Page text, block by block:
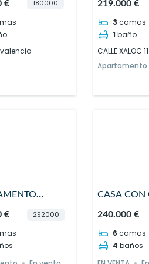
€ 180000 219.000 €
3 camas
1 baño
CALLE XALOC
Apartamento
€ 292000
CASA CON
240.000 €
6 camas
4 baños